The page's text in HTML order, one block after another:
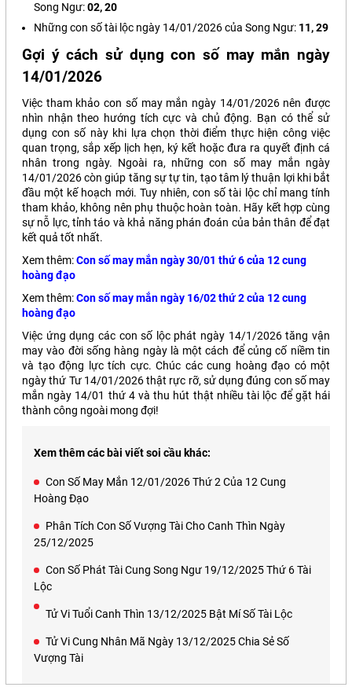
Song Ngư:02, 20
Những con số tài lộc ngày 14/01/2026 của Song Ngư: 11, 29
Gợi ý cách sử dụng con số may mắn ngày
14/01/2026
Việc tham khảo con số may mắn ngày 14/01/2026 nên được
nhìn nhận theo hướng tích cực và chủ động. Bạn có thể sử
dụng con số này khi lựa chọn thời điểm thực hiện công việc
quan trọng, sắp xếp lịch hẹn, ký kết hoặc đưa ra quyết định cá
nhân trong ngày. Ngoài ra, những con số may mắn ngày
14/01/2026 còn giúp tăng sự tự tin, tạo tâm lý thuận lợi khi bắt
đầu một kế hoạch mới. Tuy nhiên, con số tài lộc chỉ mang tính
tham khảo, không nên phụ thuộc hoàn toàn. Hãy kết hợp cùng
sự nỗ lực, tỉnh táo và khả năng phán đoán của bản thân để đạt
kết quả tốt nhất.
Xem thêm:Con số may mắn ngày 30/01 thứ 6 của 12 cung
hoàng đạo
Xem thêm:Con số may mắn ngày 16/02 thứ 2 của 12 cung
hoàng đạo
Việc ứng dụng các con số lộc phát ngày 14/1/2026 tăng vận
may vào đời sống hàng ngày là một cách để củng cố niềm tin
và tạo động lực tích cực. Chúc các cung hoàng đạo có một
ngày thứ Tư 14/01/2026 thật rực rỡ, sử dụng đúng con số may
mắn ngày 14/01 thứ 4 và thu hút thật nhiều tài lộc để gặt hái
thành công ngoài mong đợi!
Xem thêm các bài viết soi cầu khác:
Con Số May Mắn 12/01/2026 Thứ 2 Của 12 Cung
Hoàng Đạo
Phân Tích Con Số Vượng Tài Cho Canh Thìn Ngày
25/12/2025
Con Số Phát Tài Cung Song Ngư 19/12/2025 Thứ 6 Tài
Lộc
Tử Vi Tuổi Canh Thìn 13/12/2025 Bật Mí Số Tài Lộc
Tử Vi Cung Nhân Mã Ngày 13/12/2025 Chia Sẻ Số
Vượng Tài